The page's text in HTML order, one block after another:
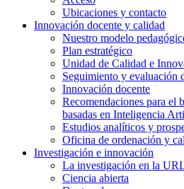
Ubicaciones y contacto
Innovación docente y calidad
Nuestro modelo
Plan estratégico
Unidad de Calidad e
Seguimiento y evaluación
Innovación docente
Recomendaciones para el
basadas en Inteligencia
Estudios analíticos y
Oficina de ordenación y
Investigación e innovación
La investigación en la
Ciencia abierta